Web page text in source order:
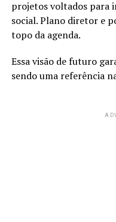
projetos voltados para
social. Plano diretor e
topo da agenda.
Essa visão de futuro
sendo uma referência